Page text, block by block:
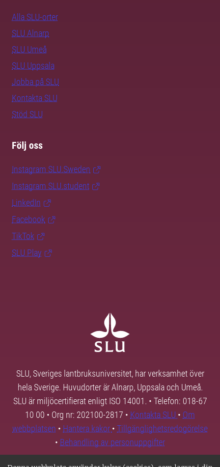
Alla SLU-orter
SLU Alnarp
SLU Umeå
SLU Uppsala
Jobba på SLU
Kontakta SLU
Stöd SLU
Följ oss
Instagram SLU.Sweden
Instagram SLU.student
LinkedIn
Facebook
TikTok
SLU Play
SLU, Sveriges lantbruksuniversitet, har verksamhet över
hela Sverige. Huvudorter är Alnarp, Uppsala och Umeå.
SLU är miljöcertifierat enligt ISO 14001. • Telefon: 018-67
10 00 • Org nr: 202100-2817 • Kontakta SLU • Om
webbplatsen • Hantera kakor • Tillgänglighetsredogörelse
• Behandling av personuppgifter